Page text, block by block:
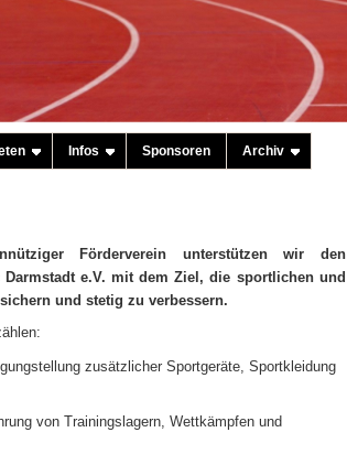
Infos Sponsoren Archiv
Förderverein unterstützen wir den
Darmstadt e.V. mit dem Ziel, die sportlichen und
und stetig zu verbessern.
zusätzlicher Sportgeräte, Sportkleidung
von Trainingslagern, Wettkämpfen und